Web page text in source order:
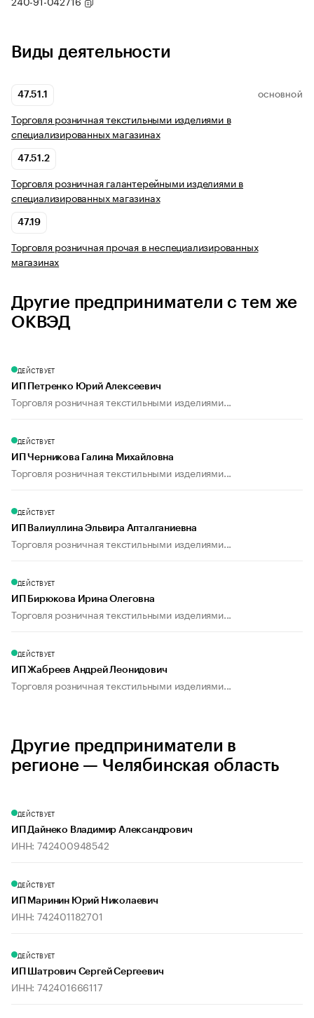
Виды деятельности
47.51.1 ОСНОВНОЙ
Торговля розничная текстильными изделиями в
специализированных магазинах
47.51.2
Торговля розничная галантерейными изделиями в
специализированных магазинах
47.19
Торговля розничная прочая в неспециализированных
магазинах
Другие предприниматели с тем же
ОКВЭД
ДЕЙСТВУЕТ
ИП Петренко Юрий Алексеевич
Торговля розничная текстильными изделиями...
ДЕЙСТВУЕТ
ИП Черникова Галина Михайловна
Торговля розничная текстильными изделиями...
ДЕЙСТВУЕТ
ИП Валиуллина Эльвира Апталганиевна
Торговля розничная текстильными изделиями...
ДЕЙСТВУЕТ
ИП Бирюкова Ирина Олеговна
Торговля розничная текстильными изделиями...
ДЕЙСТВУЕТ
ИП Жабреев Андрей Леонидович
Торговля розничная текстильными изделиями...
Другие предприниматели в
регионе — Челябинская область
ДЕЙСТВУЕТ
ИП Дайнеко Владимир Александрович
ИНН: 742400948542
ДЕЙСТВУЕТ
ИП Маринин Юрий Николаевич
ИНН: 742401182701
ДЕЙСТВУЕТ
ИП Шатрович Сергей Сергеевич
ИНН: 742401666117